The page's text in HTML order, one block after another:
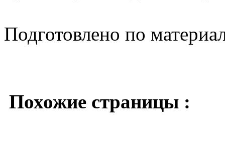
Подготовлено по
Похожие страницы :